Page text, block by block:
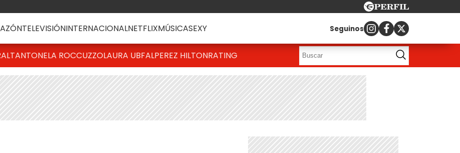
TELEVISIÓNINTERNACIONALNETFLIXMÚSICASEXY Seguinos
ANTONELA ROCCUZZOLAURA UBFALPEREZ HILTONRATING